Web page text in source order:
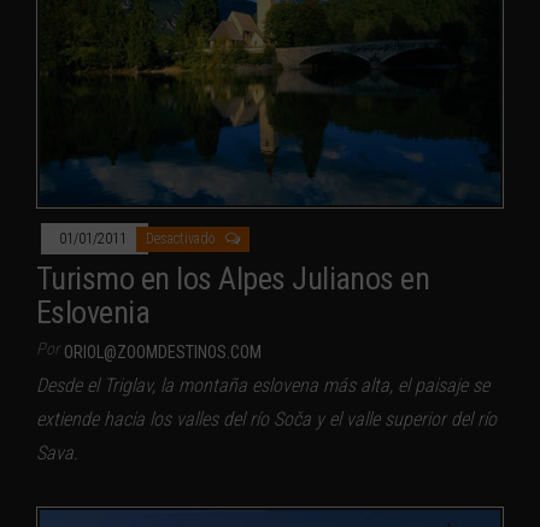
01/01/2011 Desactivado
Turismo en los Alpes Julianos en
Eslovenia
Por ORIOL@ZOOMDESTINOS.COM
Desde el Triglav, la montaña eslovena más alta, el paisaje se
extiende hacia los valles del río Soča y el valle superior del río
Sava.